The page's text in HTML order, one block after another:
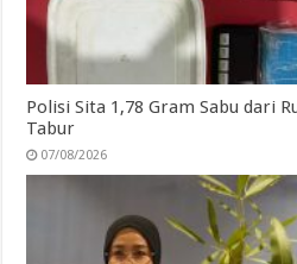
Polisi Sita 1,78 Gram Sabu dari
Tabur
07/08/2026